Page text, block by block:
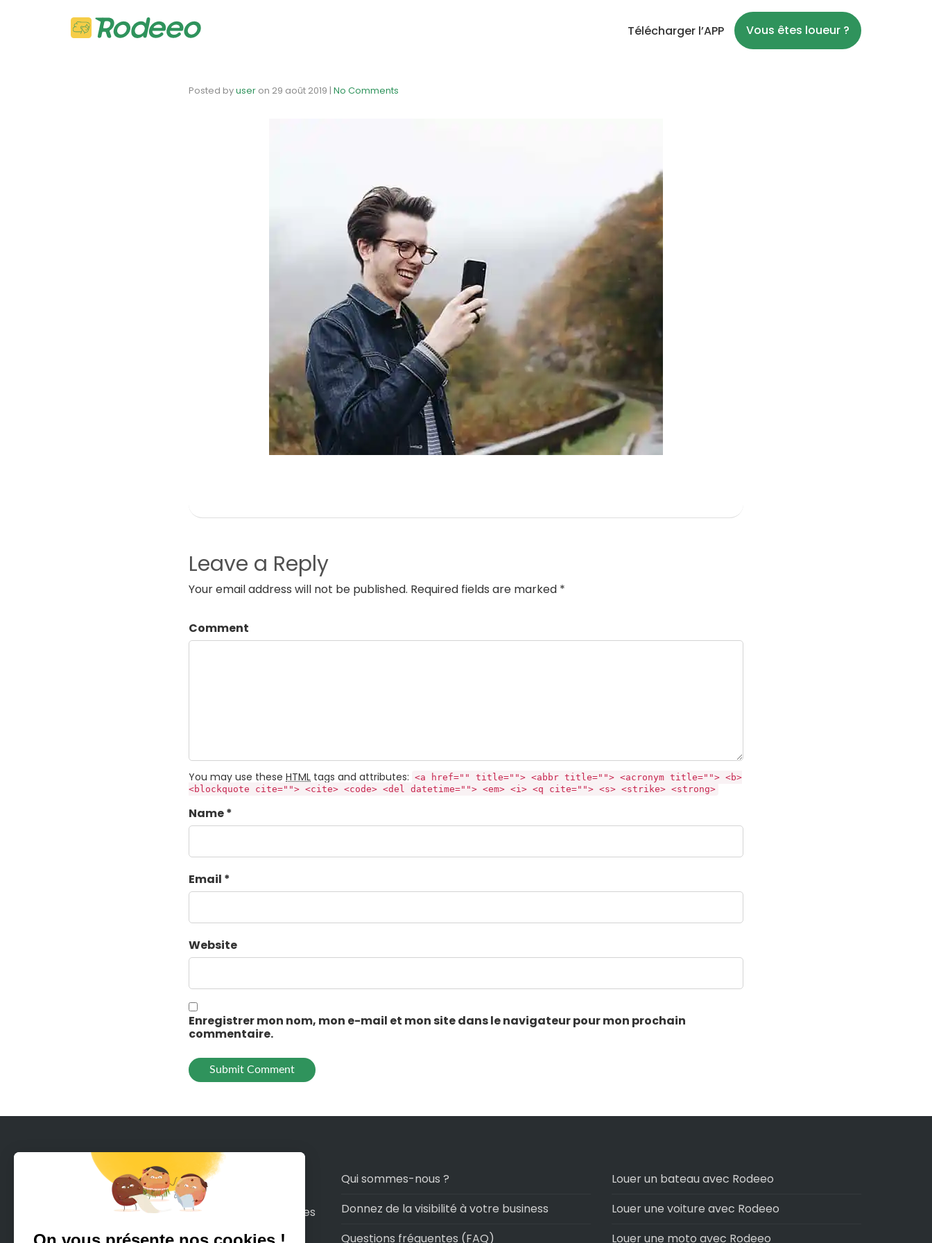
Télécharger l’APP Vous êtes loueur ?
Posted byuser on 29 août 2019 | No Comments
Leave a Reply
Your email address will not be published. Required fields are marked *
Comment
You may use these HTML tags and attributes: <a href="" title=""> <abbr title=""> <acronym title=""> <b>
<blockquote cite=""> <cite> <code> <del datetime=""> <em> <i> <q cite=""> <s> <strike> <strong>
Name *
Email *
Website
Enregistrer mon nom, mon e-mail et mon site dans le navigateur pour mon prochain
commentaire.
Avec Rodeeo, louez en quelques clics tous les
vous pouvez imaginer.
Qui sommes-nous ?
Donnez de la visibilité à votre business
Questions fréquentes (FAQ)
Louer un bateau avec Rodeeo
Louer une voiture avec Rodeeo
Louer une moto avec Rodeeo